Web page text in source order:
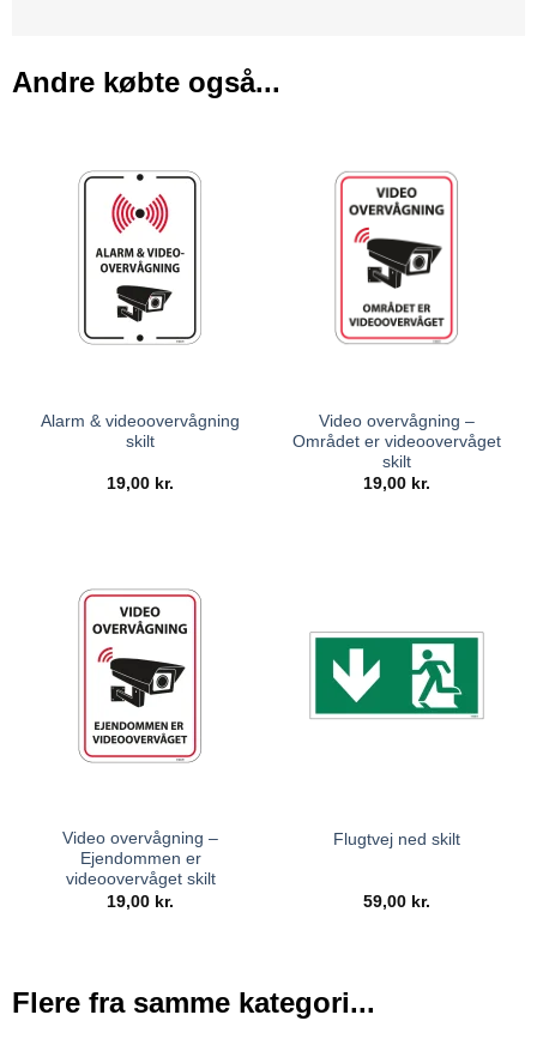
Andre købte også...
Alarm & videoovervågning
skilt
19,00 kr.
Video overvågning –
Området er videoovervåget
skilt
19,00 kr.
Video overvågning –
Ejendommen er
videoovervåget skilt
19,00 kr.
Flugtvej ned skilt
59,00 kr.
Flere fra samme kategori...